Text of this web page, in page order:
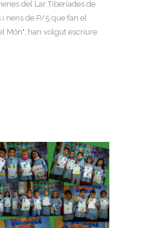
del Lar Tiberíades de
nens de P/5 que fan el
Món", han volgut escriure